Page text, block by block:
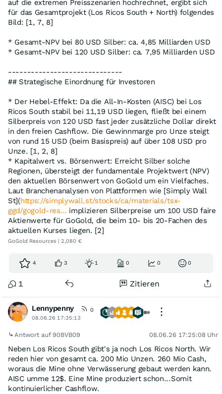
auf die extremen Preisszenarien hochrechnet, ergibt sich
für das Gesamtprojekt (Los Ricos South + North) folgendes
Bild: [1, 7, 8]
* Gesamt-NPV bei 80 USD Silber: ca. 4,85 Milliarden USD
* Gesamt-NPV bei 120 USD Silber: ca. 7,95 Milliarden USD
------------------------------
## Strategische Einordnung für Investoren
* Der Hebel-Effekt: Da die All-In-Kosten (AISC) bei Los
Ricos South stabil bei 11,19 USD liegen, fließt bei einem
Silberpreis von 120 USD fast jeder zusätzliche Dollar direkt
in den freien Cashflow. Die Gewinnmarge pro Unze steigt
von rund 15 USD (beim Basispreis) auf über 108 USD pro
Unze. [1, 2, 8]
* Kapitalwert vs. Börsenwert: Erreicht Silber solche
Regionen, übersteigt der fundamentale Projektwert (NPV)
den aktuellen Börsenwert von GoGold um ein Vielfaches.
Laut Branchenanalysen von Plattformen wie [Simply Wall
St](https://simplywall.st/stocks/ca/materials/tsx-
ggd/gogold-res… implizieren Silberpreise um 100 USD faire
Aktienwerte für GoGold, die beim 10- bis 20-Fachen des
aktuellen Kurses liegen. [2]
GoGold Resources | 2,080 €
4 3 1 0 0 0
1 Zitieren
Lennypenny
0
08.06.26 17:35:13
Antwort auf 90BVB09 08.06.26 17:25:08 Uhr
Neben Los Ricos South gibt's ja noch Los Ricos North. Wir
reden hier von gesamt ca. 200 Mio Unzen. 260 Mio Cash,
woraus die Mine ohne Verwässerung gebaut werden kann.
AISC umme 12$. Eine Mine produziert schon...Somit
kontinuierlicher Cashflow.